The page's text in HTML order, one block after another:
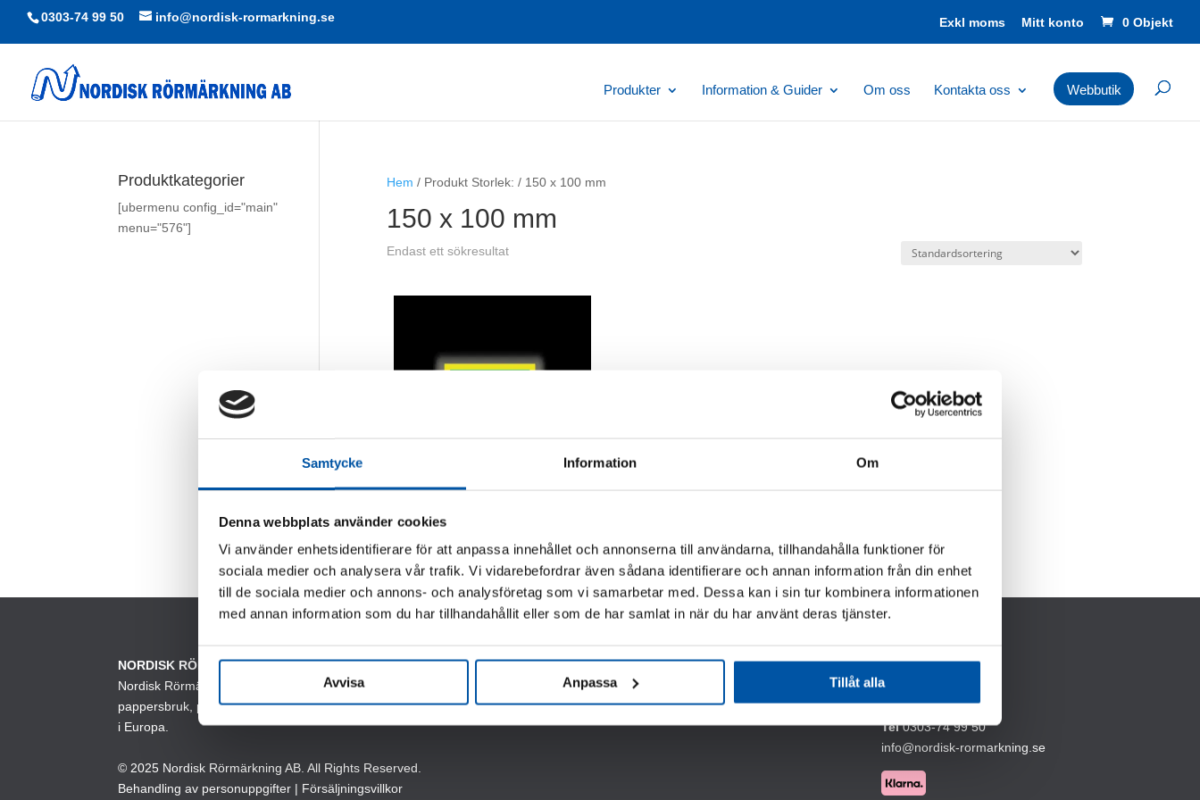
Samtycke Information Om
Denna webbplats använder cookies
Vi använder enhetsidentifierare för att anpassa innehållet och annonserna till användarna, tillhandahålla funktioner för
sociala medier och analysera vår trafik. Vi vidarebefordrar även sådana identifierare och annan information från din enhet
till de sociala medier och annons- och analysföretag som vi samarbetar med. Dessa kan i sin tur kombinera informationen
med annan information som du har tillhandahållit eller som de har samlat in när du har använt deras tjänster.
Avvisa Anpassa Tillåt alla
0303-74 99 50 info@nordisk-rormarkning.se Mitt konto 0 Objekt
Produkter Information & Guider Om oss Kontakta oss Webbutik
Hem / Produkt Storlek: / 150 x 100 mm
150 x 100 mm
Endast ett sökresultat
Den
här
produkten
har
varianter.
väljas
Produktkategorier
[ubermenu config_id="main"
menu="576"]
NORDISK RÖRMÄRKNING AB
Nordisk Rörmärkning AB tillverkar och säljer rörmärkning till industri,
pappersbruk, processindustri samt till VVS grossister främst i norden, men även
i Europa.
© 2025 Nordisk Rörmärkning AB. All Rights Reserved.
Behandling av personuppgifter | Försäljningsvillkor
KONTAKTA OSS
Garverivägen 10,
446 37 Älvängen
Tel0303-74 99 50
info@nordisk-rormarkning.se